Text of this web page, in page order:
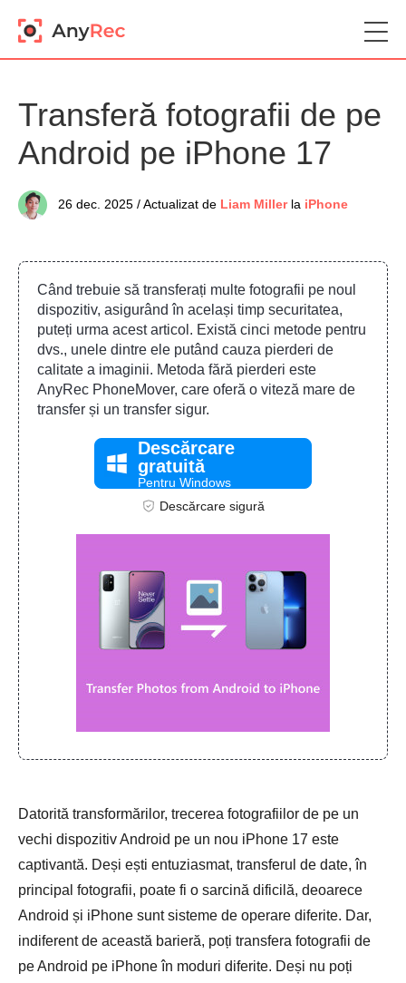
Transferă fotografii de pe
Android pe iPhone 17
26 dec. 2025 / Actualizat de Liam Millerla iPhone
Când trebuie să transferați multe fotografii pe noul
dispozitiv, asigurând în același timp securitatea,
puteți urma acest articol. Există cinci metode pentru
dvs., unele dintre ele putând cauza pierderi de
calitate a imaginii. Metoda fără pierderi este
AnyRec PhoneMover, care oferă o viteză mare de
transfer și un transfer sigur.
Descărcare
gratuită
Pentru Windows
Descărcare sigură
Datorită transformărilor, trecerea fotografiilor de pe un
vechi dispozitiv Android pe un nou iPhone 17 este
captivantă. Deși ești entuziasmat, transferul de date, în
principal fotografii, poate fi o sarcină dificilă, deoarece
Android și iPhone sunt sisteme de operare diferite. Dar,
indiferent de această barieră, poți transfera fotografii de
pe Android pe iPhone în moduri diferite. Deși nu poți